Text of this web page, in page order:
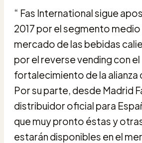
“ Fas International sigue
2017 por el segmento
mercado de las bebidas
por el reverse vending con el
fortalecimiento de la alianza
Por su parte, desde Madrid
distribuidor oficial para
que muy pronto éstas y
estarán disponibles en el